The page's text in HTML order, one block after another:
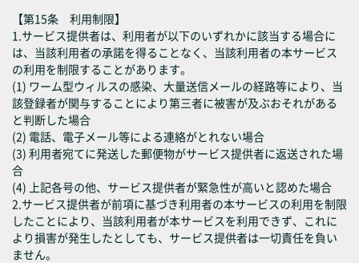
【第15条 利用制限】
1.サービス提供者は、利用者が以下のいずれかに該当する場合に
は、当該利用者の承諾を得ることなく、当該利用者の本サービス
の利用を制限することがあります。
(1) ワーム型ウィルスの感染、大量送信メールの経路等により、当
該登録者が関与することにより第三者に被害が及ぶおそれがある
と判断した場合
(2) 電話、電子メール等による連絡がとれない場合
(3) 利用者宛てに発送した郵便物がサービス提供者に返送された場
合
(4) 上記各号の他、サービス提供者が緊急性が高いと認めた場合
2.サービス提供者が前項に基づき利用者の本サービスの利用を制限
したことにより、当該利用者が本サービスを利用できず、これに
より損害が発生したとしても、サービス提供者は一切責任を負い
ません。